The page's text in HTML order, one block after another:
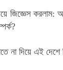
করলাম:
না দিয়ে এই দেশে